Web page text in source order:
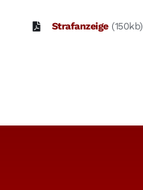
Strafanzeige(150kb)